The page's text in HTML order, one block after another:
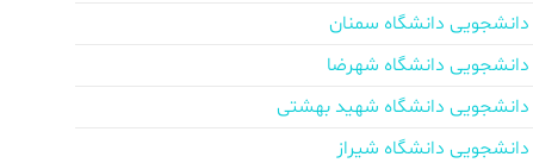
دانشگاه سمنان
دانشگاه شهرضا
دانشگاه شهید بهشتی
دانشگاه شیراز